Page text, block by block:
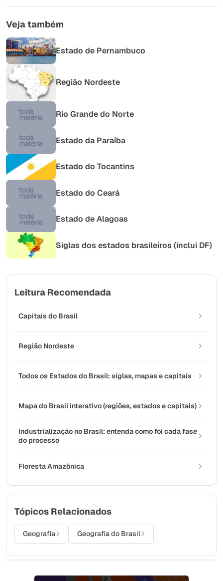
Veja também
Estado de Pernambuco
Região Nordeste
Rio Grande do Norte
Estado da Paraíba
Estado do Tocantins
Estado do Ceará
Estado de Alagoas
Siglas dos estados brasileiros (inclui DF)
Leitura Recomendada
Capitais do Brasil
Região Nordeste
Todos os Estados do Brasil: siglas, mapas e capitais
Mapa do Brasil interativo (regiões, estados e capitais)
Industrialização no Brasil: entenda como foi cada fase
do processo
Floresta Amazônica
Tópicos Relacionados
Geografia Geografia do Brasil